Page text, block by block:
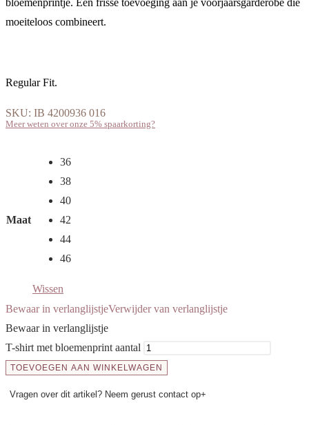
moeiteloos combineert.
Regular Fit.
SKU: IB 4200936 016
Meer weten over onze 5% spaarkorting?
Maat
36
38
40
42
44
46
Wissen
Bewaar in verlanglijstjeVerwijder van verlanglijstje
Bewaar in verlanglijstje
T-shirt met bloemenprint aantal
TOEVOEGEN AAN WINKELWAGEN
Vragen over dit artikel? Neem gerust contact op+